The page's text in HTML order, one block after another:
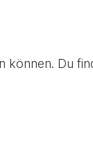
Du